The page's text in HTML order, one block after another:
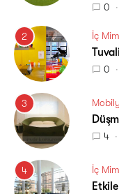
0
2 İç
0
3
4
4 İç